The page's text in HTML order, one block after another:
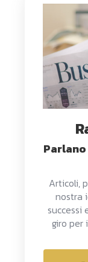
Articoli,
nostra
successi
giro per